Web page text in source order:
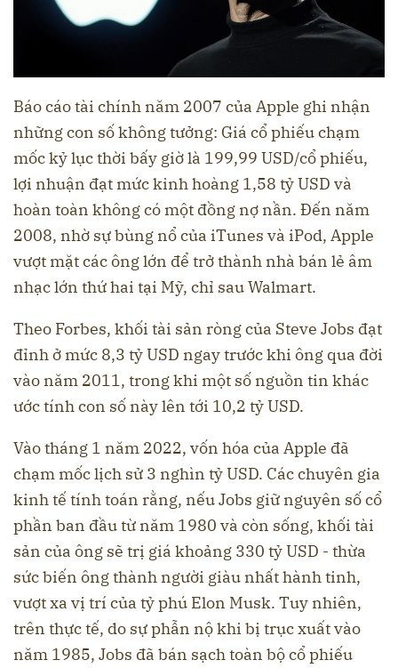
Báo cáo tài chính năm 2007 của Apple ghi nhận
những con số không tưởng: Giá cổ phiếu chạm
mốc kỷ lục thời bấy giờ là 199,99 USD/cổ phiếu,
lợi nhuận đạt mức kinh hoàng 1,58 tỷ USD và
hoàn toàn không có một đồng nợ nần. Đến năm
2008, nhờ sự bùng nổ của iTunes và iPod, Apple
vượt mặt các ông lớn để trở thành nhà bán lẻ âm
nhạc lớn thứ hai tại Mỹ, chỉ sau Walmart.
Theo Forbes, khối tài sản ròng của Steve Jobs đạt
đỉnh ở mức 8,3 tỷ USD ngay trước khi ông qua đời
vào năm 2011, trong khi một số nguồn tin khác
ước tính con số này lên tới 10,2 tỷ USD.
Vào tháng 1 năm 2022, vốn hóa của Apple đã
chạm mốc lịch sử 3 nghìn tỷ USD. Các chuyên gia
kinh tế tính toán rằng, nếu Jobs giữ nguyên số cổ
phần ban đầu từ năm 1980 và còn sống, khối tài
sản của ông sẽ trị giá khoảng 330 tỷ USD - thừa
sức biến ông thành người giàu nhất hành tinh,
vượt xa vị trí của tỷ phú Elon Musk. Tuy nhiên,
trên thực tế, do sự phẫn nộ khi bị trục xuất vào
năm 1985, Jobs đã bán sạch toàn bộ cổ phiếu